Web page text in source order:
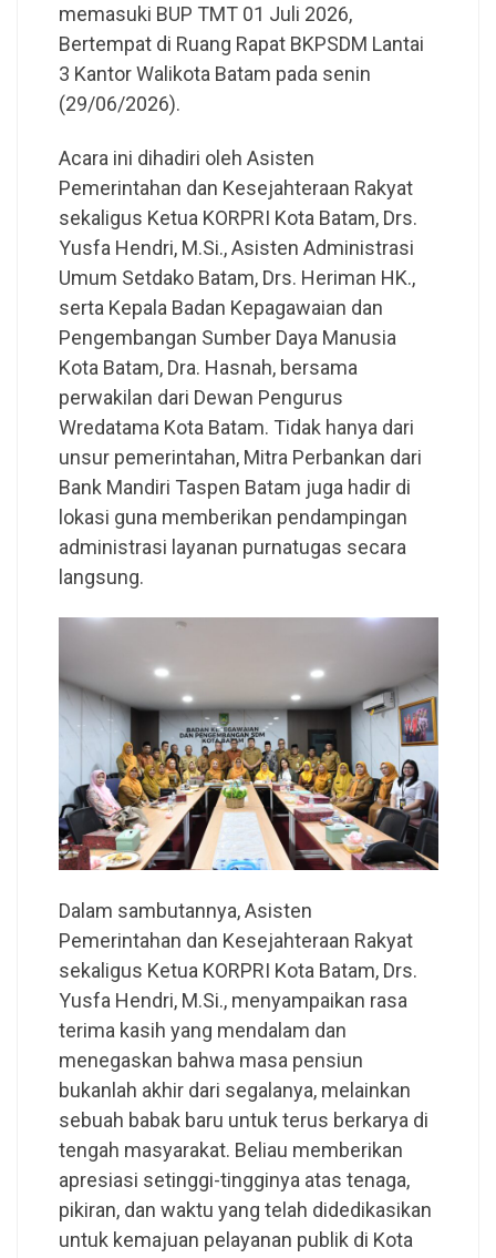
memasuki BUP TMT 01 Juli 2026,
Bertempat di Ruang Rapat BKPSDM Lantai
3 Kantor Walikota Batam pada senin
(29/06/2026).
Acara ini dihadiri oleh Asisten
Pemerintahan dan Kesejahteraan Rakyat
sekaligus Ketua KORPRI Kota Batam, Drs.
Yusfa Hendri, M.Si., Asisten Administrasi
Umum Setdako Batam, Drs. Heriman HK.,
serta Kepala Badan Kepagawaian dan
Pengembangan Sumber Daya Manusia
Kota Batam, Dra. Hasnah, bersama
perwakilan dari Dewan Pengurus
Wredatama Kota Batam. Tidak hanya dari
unsur pemerintahan, Mitra Perbankan dari
Bank Mandiri Taspen Batam juga hadir di
lokasi guna memberikan pendampingan
administrasi layanan purnatugas secara
langsung.
Dalam sambutannya, Asisten
Pemerintahan dan Kesejahteraan Rakyat
sekaligus Ketua KORPRI Kota Batam, Drs.
Yusfa Hendri, M.Si., menyampaikan rasa
terima kasih yang mendalam dan
menegaskan bahwa masa pensiun
bukanlah akhir dari segalanya, melainkan
sebuah babak baru untuk terus berkarya di
tengah masyarakat. Beliau memberikan
apresiasi setinggi-tingginya atas tenaga,
pikiran, dan waktu yang telah didedikasikan
untuk kemajuan pelayanan publik di Kota